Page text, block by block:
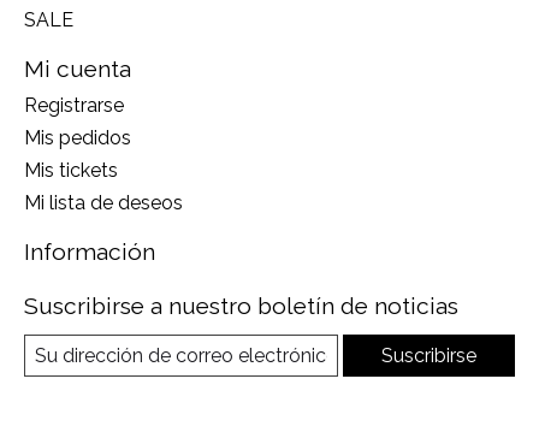
SALE
Mi cuenta
Registrarse
Mis pedidos
Mis tickets
Mi lista de deseos
Información
Suscribirse a nuestro boletín de noticias
Suscribirse